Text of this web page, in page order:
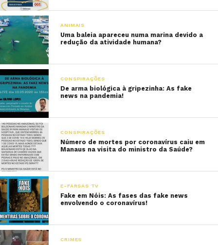
ANIMAIS
Uma baleia apareceu numa marina devido a
redução da atividade humana?
CONSPIRAÇÕES
De arma biológica à gripezinha: As fake
news na pandemia!
CONSPIRAÇÕES
Número de mortes por coronavírus caiu em
Manaus na visita do ministro da Saúde?
E-FARSAS TV
Fake em Nóis: As fases das fake news
envolvendo o coronavírus!
CRIMES